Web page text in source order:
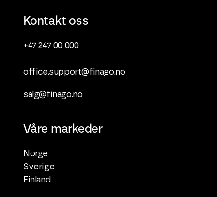
Kontakt oss
+47 247 00 000
office.support@finago.no
salg@finago.no
Våre markeder
Norge
Sverige
Finland